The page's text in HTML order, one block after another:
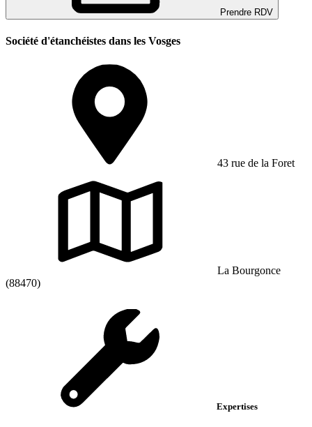
Prendre RDV
Société d'étanchéistes dans les Vosges
43 rue de la Foret
La Bourgonce
(88470)
Expertises